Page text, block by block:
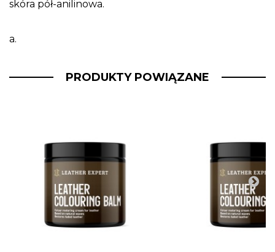
skóra pół-anilinowa.
a.
PRODUKTY POWIĄZANE